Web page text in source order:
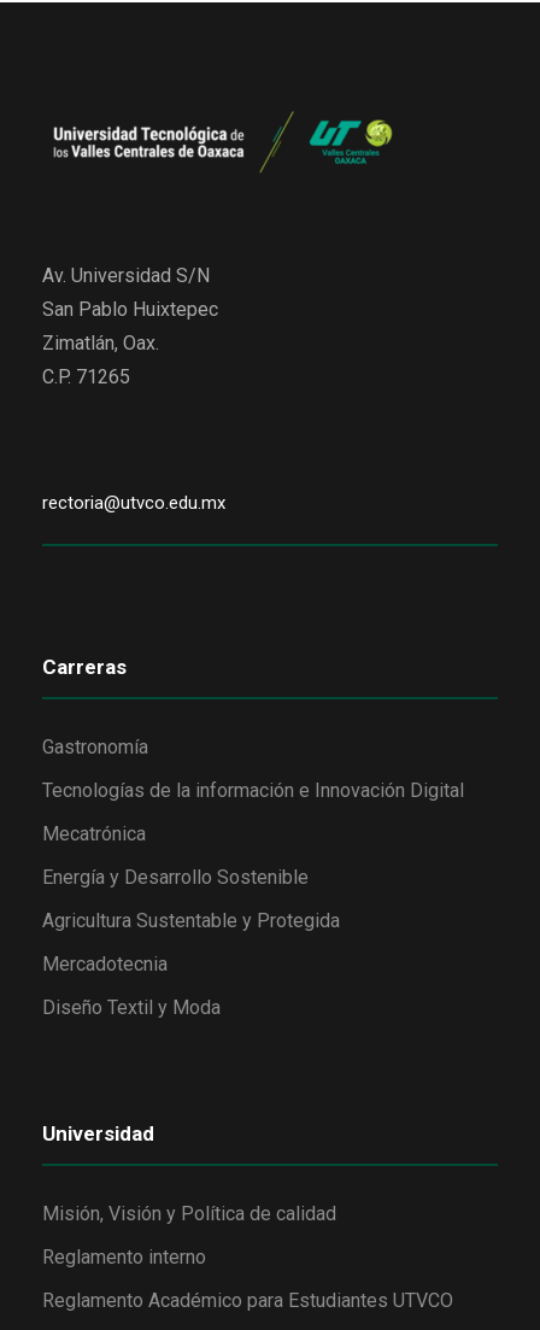
Av. Universidad S/N
San Pablo Huixtepec
Zimatlán, Oax.
C.P. 71265
rectoria@utvco.edu.mx
Carreras
Gastronomía
Tecnologías de la información e Innovación Digital
Mecatrónica
Energía y Desarrollo Sostenible
Agricultura Sustentable y Protegida
Mercadotecnia
Diseño Textil y Moda
Universidad
Misión, Visión y Política de calidad
Reglamento interno
Reglamento Académico para Estudiantes UTVCO